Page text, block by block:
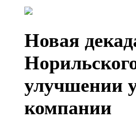
Новая
улучшении
компании